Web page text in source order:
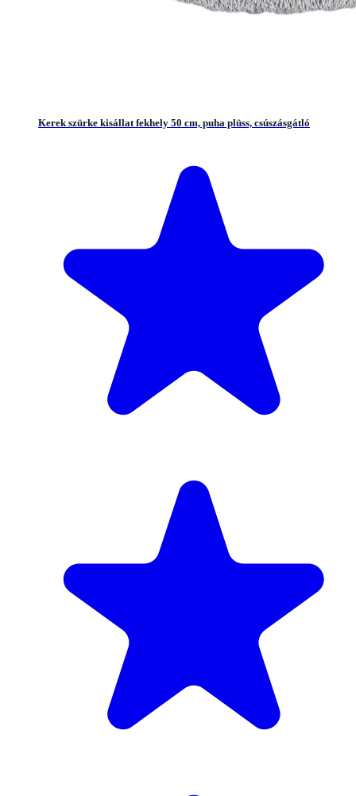
Kerek szürke kisállat fekhely 50 cm, puha plüss, csúszásgátló